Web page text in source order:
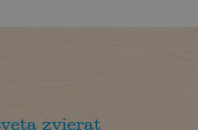
zvierat